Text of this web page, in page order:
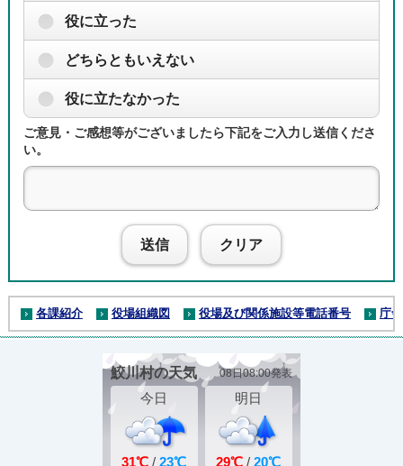
役に立った
どちらともいえない
役に立たなかった
ご意見・ご感想等がございましたら下記をご入力し送信くださ
い。
送信 クリア
各課紹介 役場組織図 役場及び関係施設等電話番号 庁